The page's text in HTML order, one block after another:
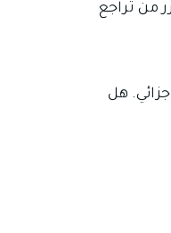
من تراجع
هل